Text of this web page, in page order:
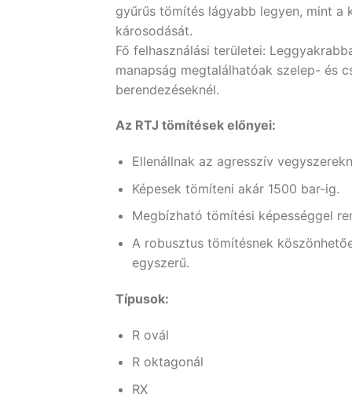
gyűrűs tömítés lágyabb legyen, mint a
károsodását.
Fő felhasználási területei:
manapság megtalálhatóak szelep- és
berendezéseknél.
Az RTJ tömítések előnyei:
Ellenállnak az agresszív
Képesek tömíteni akár 1500 bar-ig.
Megbízható tömítési képességgel
A robusztus tömítésnek
egyszerű.
Típusok:
R ovál
R oktagonál
RX